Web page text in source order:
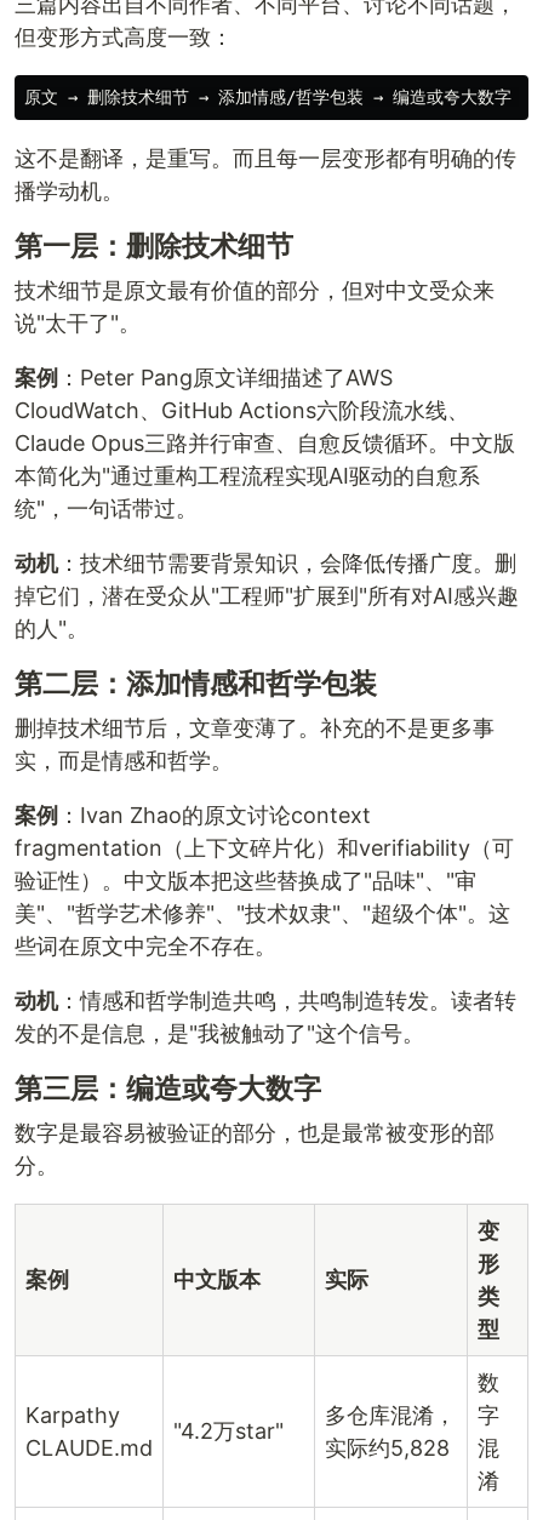
但变形方式高度一致：
这不是翻译，是重写。而且每一层变形都有明确的传
播学动机。
第一层：删除技术细节
技术细节是原文最有价值的部分，但对中文受众来
说"太干了"。
案例 ：Peter Pang原文详细描述了AWS
CloudWatch、GitHub Actions六阶段流水线、
Claude Opus三路并行审查、自愈反馈循环。中文版
本简化为"通过重构工程流程实现AI驱动的自愈系
统"，一句话带过。
动机：技术细节需要背景知识，会降低传播广度。删
掉它们，潜在受众从"工程师"扩展到"所有对AI感兴趣
的人"。
第二层：添加情感和哲学包装
删掉技术细节后，文章变薄了。补充的不是更多事
实，而是情感和哲学。
案例 ：Ivan Zhao的原文讨论context
fragmentation（上下文碎片化）和verifiability（可
验证性）。中文版本把这些替换成了"品味"、"审
美"、"哲学艺术修养"、"技术奴隶"、"超级个体"。这
些词在原文中完全不存在。
动机：情感和哲学制造共鸣，共鸣制造转发。读者转
发的不是信息，是"我被触动了"这个信号。
第三层：编造或夸大数字
数字是最容易被验证的部分，也是最常被变形的部
分。
案例 中文版本 实际
变
形
类
型
Karpathy
CLAUDE.md
"4.2万star"
多仓库混淆，
实际约5,828
数
字
混
淆